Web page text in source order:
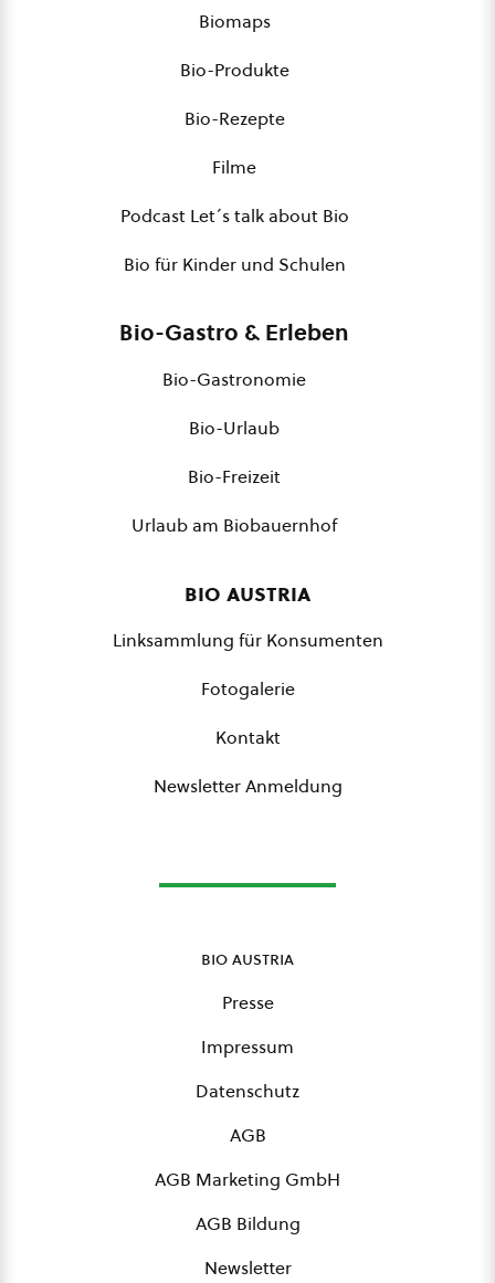
Biomaps
Bio-Produkte
Bio-Rezepte
Filme
Podcast Let´s talk about Bio
Bio für Kinder und Schulen
Bio-Gastro & Erleben
Bio-Gastronomie
Bio-Urlaub
Bio-Freizeit
Urlaub am Biobauernhof
bio austria
Linksammlung für Konsumenten
Fotogalerie
Kontakt
Newsletter Anmeldung
bio austria
Presse
Impressum
Datenschutz
AGB
AGB Marketing GmbH
AGB Bildung
Newsletter